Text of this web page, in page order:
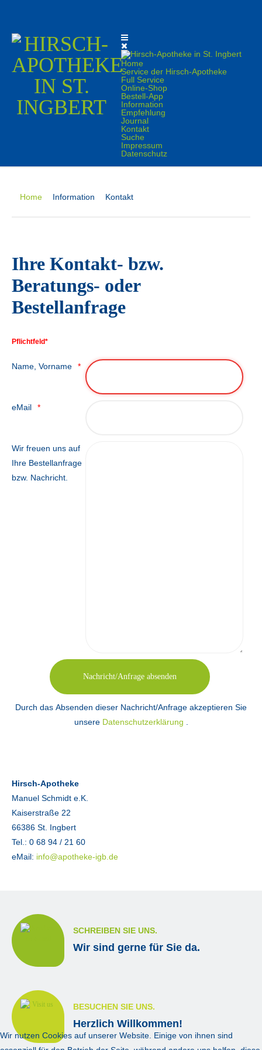
Home
Service der Hirsch-Apotheke
Full Service
Online-Shop
Bestell-App
Information
Empfehlung
Journal
Kontakt
Suche
Impressum
Datenschutz
Home Information Kontakt
Ihre Kontakt- bzw.
Beratungs- oder
Bestellanfrage
Pflichtfeld*
Name, Vorname
eMail
Wir freuen uns auf
Ihre Bestellanfrage
bzw. Nachricht.
Durch das Absenden dieser Nachricht/Anfrage akzeptieren Sie
unsere Datenschutzerklärung .
Hirsch-Apotheke
Manuel Schmidt e.K.
Kaiserstraße 22
66386 St. Ingbert
Tel.: 0 68 94 / 21 60
eMail: info@apotheke-igb.de
SCHREIBEN SIE UNS.
Wir sind gerne für Sie da.
BESUCHEN SIE UNS.
Herzlich Willkommen!
Wir nutzen Cookies auf unserer Website. Einige von ihnen sind